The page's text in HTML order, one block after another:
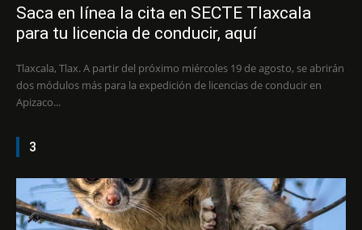
Saca en línea la cita en SECTE Tlaxcala
para tu licencia de conducir, aquí
Tlaxcala, Tlax. A partir del próximo miércoles 19 de agosto, se abrirán
dos módulos más para la expedición de licencias de conducir en
Apizaco...
3